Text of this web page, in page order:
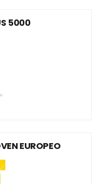
5000
EUROPEO